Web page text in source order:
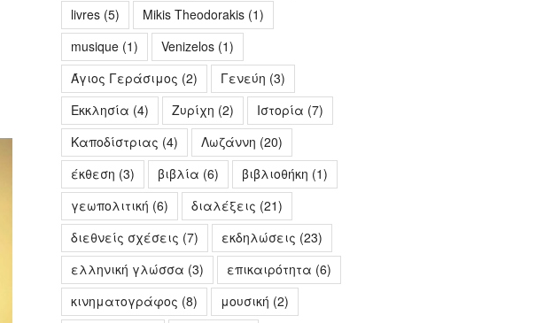
livres(5) Mikis Theodorakis(1)
musique(1) Venizelos(1)
Άγιος Γεράσιμος (2) Γενεύη (3)
Εκκλησία (4) Ζυρίχη (2) Ιστορία (7)
Καποδίστριας (4) Λωζάννη (20)
έκθεση (3) βιβλία (6) βιβλιοθήκη (1)
γεωπολιτική (6) διαλέξεις (21)
διεθνείς σχέσεις (7) εκδηλώσεις (23)
ελληνική γλώσσα (3) επικαιρότητα (6)
κινηματογράφος (8) μουσική (2)